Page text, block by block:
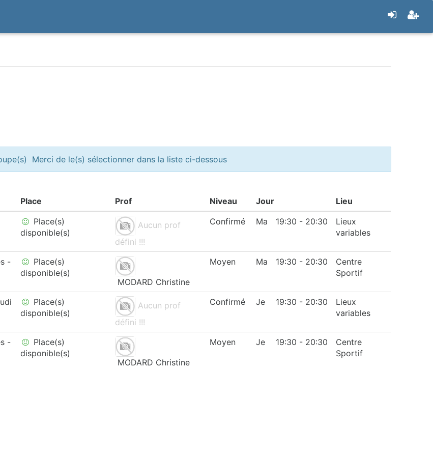
Merci de le(s) sélectionner dans la liste ci-dessous
Place Prof Niveau Jour
Lieu
Place(s)
disponible(s)
Aucun prof
défini !!!
Confirmé Ma 19:30 - 20:30
Lieux
variables
-
Place(s)
disponible(s)
MODARD Christine
Moyen Ma 19:30 - 20:30
Centre
Sportif
Place(s)
disponible(s)
Aucun prof
défini !!!
Confirmé Je 19:30 - 20:30
Lieux
variables
-
Place(s)
disponible(s)
MODARD Christine
Moyen Je 19:30 - 20:30
Centre
Sportif